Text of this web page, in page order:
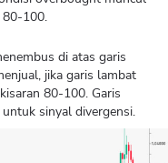
80-100.
di atas garis
jika garis lambat
80-100. Garis
sinyal divergensi.